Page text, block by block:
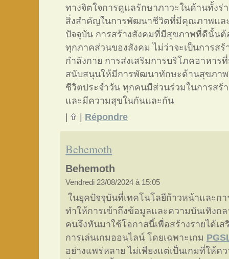
ทางจิตใจการดูแลรักษาภาวะในด้านทั้งร่
สิ่งสำคัญในการพัฒนาชีวิตที่มีคุณภาพแล
ปัจจุบัน การสร้างสังคมที่มีสุขภาพที่ดีนั้น
ทุกภาคส่วนของสังคม ไม่ว่าจะเป็นการส
กำลังกาย การส่งเสริมการบริโภคอาหาร
สนับสนุนให้มีการพัฒนาทักษะด้านสุขภา
ชีวิตประจำวัน ทุกคนมีส่วนร่วมในการส
และมีความสุขในกันและกัน
|
Répondre
Behemoth
Behemoth
Vendredi 23/08/2024 à 15:05
ในยุคปัจจุบันที่เทคโนโลยีก้าวหน้าและกา
ทำให้การเข้าถึงข้อมูลและความบันเทิงกล
คนจึงหันมาใช้โอกาสนี้เพื่อสร้างรายได้เ
การเล่นเกมออนไลน์ โดยเฉพาะเกม
อย่างแพร่หลาย ไม่เพียงแต่เป็นเกมที่ให้